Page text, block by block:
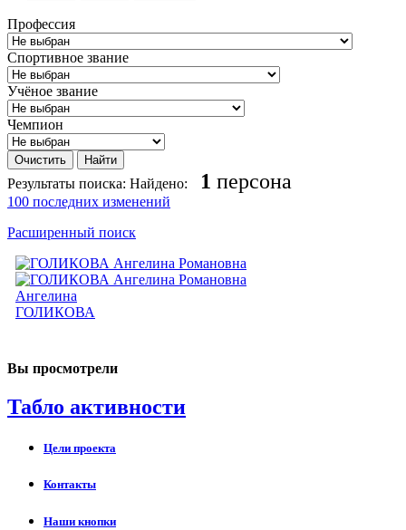
Профессия
Спортивное звание
Учёное звание
Чемпион
Результаты поиска: Найдено: 1 персона
100 последних изменений
Расширенный поиск
Ангелина
ГОЛИКОВА
Вы просмотрели
Табло активности
Цели проекта
Контакты
Наши кнопки